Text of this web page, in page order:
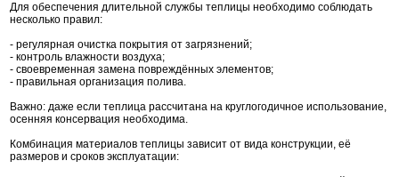
Для обеспечения длительной службы теплицы необходимо соблюдать
несколько правил:
- регулярная очистка покрытия от загрязнений;
- контроль влажности воздуха;
- своевременная замена повреждённых элементов;
- правильная организация полива.
Важно: даже если теплица рассчитана на круглогодичное использование,
осенняя консервация необходима.
Комбинация материалов теплицы зависит от вида конструкции, её
размеров и сроков эксплуатации: